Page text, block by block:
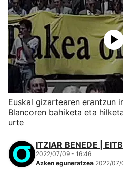
Euskal gizartearen erantzun
Blancoren bahiketa eta
urte
ITZIAR BENEDE |
2022/07/09 - 16:46
Azken eguneratzea 2022/07/